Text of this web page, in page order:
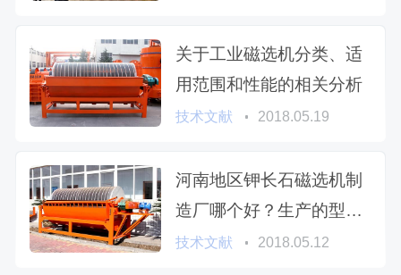
关于工业磁选机分类、适
用范围和性能的相关分析
技术文献 2018.05.19
河南地区钾长石磁选机制
造厂哪个好？生产的型号
有哪些？
技术文献 2018.05.12